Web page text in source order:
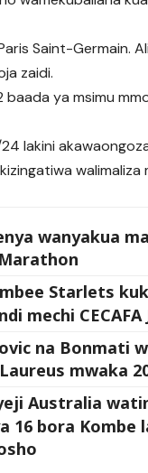
Saint-Germain.
zaidi.
ya msimu
lakini
walimaliza
wanyakua
Starlets
mechi CECAFA
na Bonmati
mwaka
Australia
16 bora Kombe